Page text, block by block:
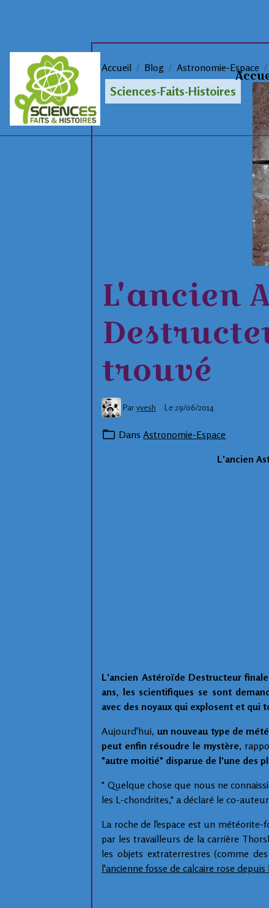
Sciences-Faits-Histoires
Accueil Blog Astronomie-Espace
L'ancien
trouvé
Paryvesh Le 29/06/2014
DansAstronomie-Espace
L'ancien
L'ancien Astéroïde Destructeur
ans, les scientifiques se sont
avec des noyaux qui explosent et
Aujourd'hui, un nouveau type de
peut enfin résoudre le mystère,
"autre moitié" disparue de l'une des
" Quelque chose que nous ne
les L-chondrites," a déclaré le co-auteur
La roche de l'espace est un météorite-
par les travailleurs de la carrière
les objets extraterrestres (comme
l'ancienne fosse de calcaire rose